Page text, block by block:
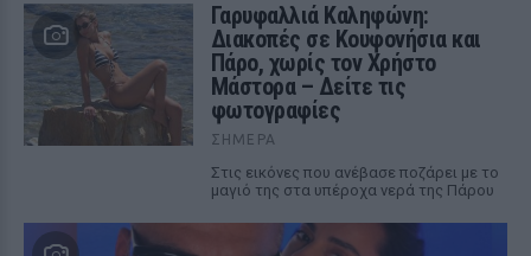
Γαρυφαλλιά Καληφώνη:
Διακοπές σε Κουφονήσια και
Πάρο, χωρίς τον Χρήστο
Μάστορα – Δείτε τις
φωτογραφίες
ΣΉΜΕΡΑ
Στις εικόνες που ανέβασε ποζάρει με το
μαγιό της στα υπέροχα νερά της Πάρου